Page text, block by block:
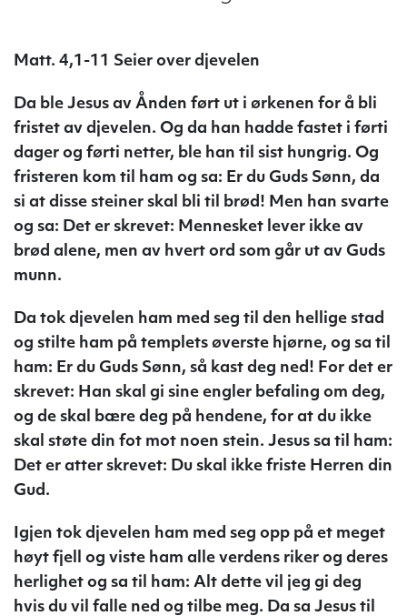
Matt. 4,1-11 Seier over djevelen
Da ble Jesus av Ånden ført ut i ørkenen for å bli
fristet av djevelen. Og da han hadde fastet i førti
dager og førti netter, ble han til sist hungrig. Og
fristeren kom til ham og sa: Er du Guds Sønn, da
si at disse steiner skal bli til brød! Men han svarte
og sa: Det er skrevet: Mennesket lever ikke av
brød alene, men av hvert ord som går ut av Guds
munn.
Da tok djevelen ham med seg til den hellige stad
og stilte ham på templets øverste hjørne, og sa til
ham: Er du Guds Sønn, så kast deg ned! For det er
skrevet: Han skal gi sine engler befaling om deg,
og de skal bære deg på hendene, for at du ikke
skal støte din fot mot noen stein. Jesus sa til ham:
Det er atter skrevet: Du skal ikke friste Herren din
Gud.
Igjen tok djevelen ham med seg opp på et meget
høyt fjell og viste ham alle verdens riker og deres
herlighet og sa til ham: Alt dette vil jeg gi deg
hvis du vil falle ned og tilbe meg. Da sa Jesus til